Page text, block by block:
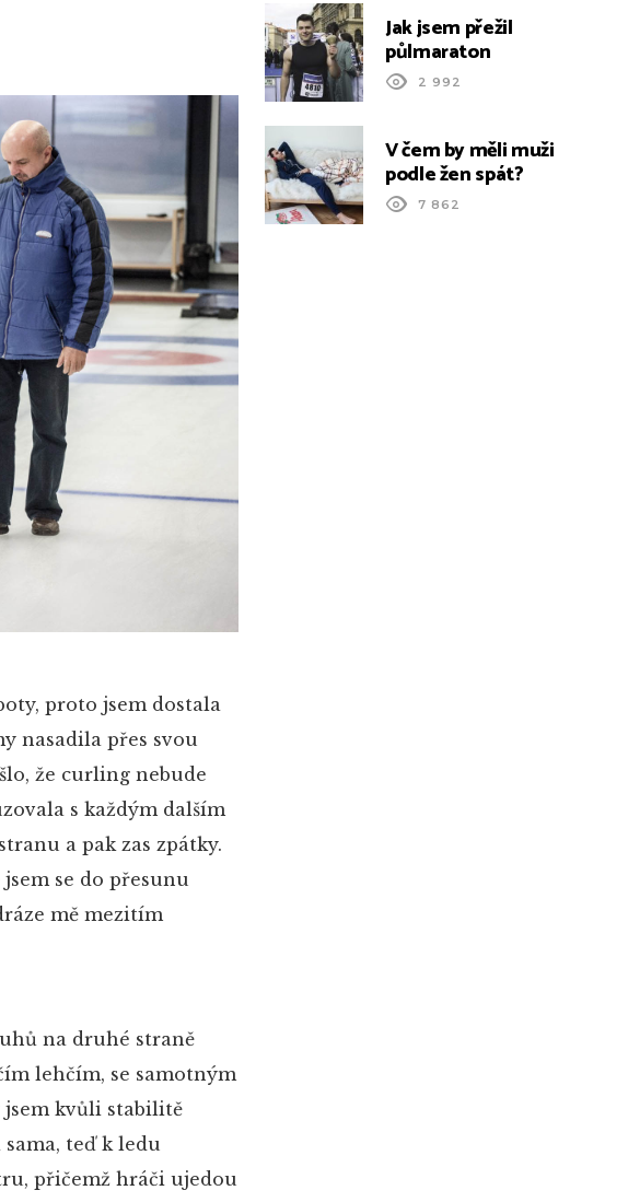
proto jsem dostala
nasadila přes svou
že curling nebude
s každým dalším
a pak zas zpátky.
se do přesunu
mě mezitím
na druhé straně
lehčím, se samotným
jsem kvůli stabilitě
teď k ledu
přičemž hráči ujedou
Jak jsem přežil
půlmaraton
2 992
V čem by měli muži
podle žen spát?
7 862